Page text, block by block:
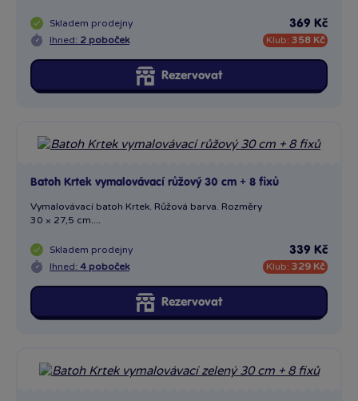
Skladem prodejny
Ihned: 2 poboček
369 Kč
Klub: 358 Kč
Rezervovat
Batoh Krtek vymalovávací růžový 30 cm + 8 fixů
Vymalovávací batoh Krtek. Růžová barva. Rozměry
30 × 27,5 cm....
Skladem prodejny
Ihned: 4 poboček
339 Kč
Klub: 329 Kč
Rezervovat